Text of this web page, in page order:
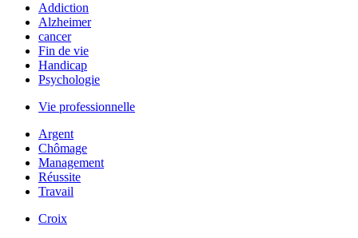
Addiction
Alzheimer
cancer
Fin de vie
Handicap
Psychologie
Vie professionnelle
Argent
Chômage
Management
Réussite
Travail
Croix